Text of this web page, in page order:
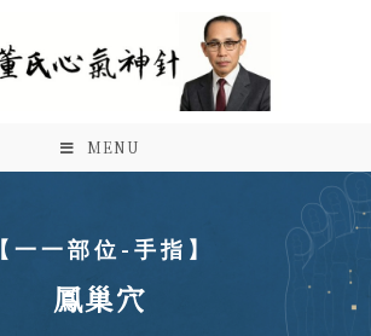
MENU
【一一部位-手指】
鳳巢穴